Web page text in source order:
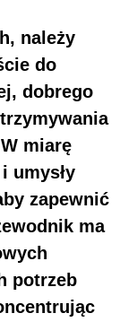
należy
do
dobrego
miarę
umysły
zapewnić
ma
potrzeb